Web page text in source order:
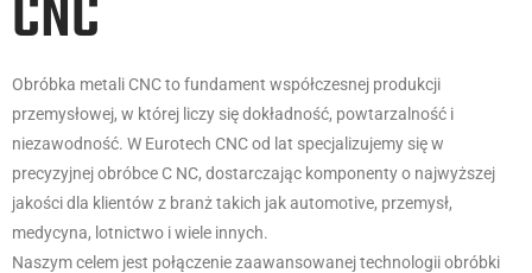
Obróbka metali CNC to fundament współczesnej produkcji
przemysłowej, w której liczy się dokładność, powtarzalność i
niezawodność. W Eurotech CNC od lat specjalizujemy się w
precyzyjnej obróbce C NC, dostarczając komponenty o najwyższej
jakości dla klientów z branż takich jak automotive, przemysł,
medycyna, lotnictwo i wiele innych.
Naszym celem jest połączenie zaawansowanej technologii obróbki